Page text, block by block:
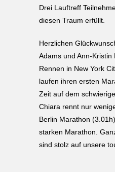
Drei Lauftreff
diesen Traum erfüllt.
Herzlichen
Adams und Ann-Kristin
Rennen in New York
laufen ihren ersten
Zeit auf dem
Chiara rennt nur
Berlin Marathon
starken Marathon.
sind stolz auf unsere